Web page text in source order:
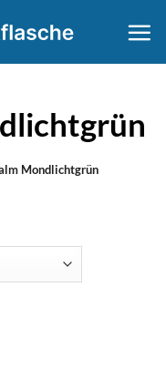
Mondlichtgrün